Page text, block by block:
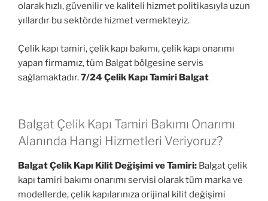
olarak hızlı, güvenilir ve kaliteli hizmet politikasıyla uzun
yıllardır bu sektörde hizmet vermekteyiz.
Çelik kapı tamiri, çelik kapı bakımı, çelik kapı onarımı
yapan firmamız, tüm Balgat bölgesine servis
sağlamaktadır.7/24 Çelik Kapı Tamiri Balgat
Balgat Çelik Kapı Tamiri Bakımı Onarımı
Alanında Hangi Hizmetleri Veriyoruz?
Balgat Çelik Kapı Kilit Değişimi ve Tamiri: Balgat çelik
kapı tamiri bakımı onarımı servisi olarak tüm marka ve
modellerde, çelik kapılarınıza orijinal kilit değişimi